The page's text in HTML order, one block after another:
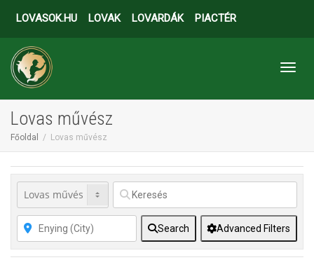
LOVASOK.HU LOVAK LOVARDÁK PIACTÉR
Lovas művész
Főoldal Lovas művész
Search Advanced Filters